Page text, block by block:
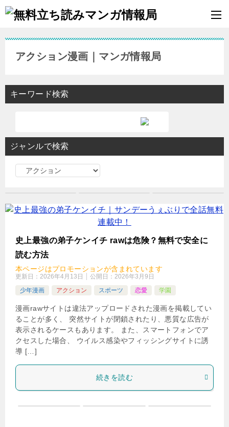
アクション漫画｜マンガ情報局
キーワード検索
ジャンルで検索
ル
索
史上最強の弟子ケンイチ rawは危険？無料で安全に
読む方法
本ページはプロモーションが含まれています
更新日： 2026年4月13日 公開日： 2026年3月9日
少年漫画
アクション スポーツ 恋愛 学園
漫画rawサイトは違法アップロードされた漫画を掲載してい
ることが多く、 突然サイトが閉鎖されたり、悪質な広告が
表示されるケースもあります。 また、スマートフォンでア
クセスした場合、 ウイルス感染やフィッシングサイトに誘
導 […]
続きを読む